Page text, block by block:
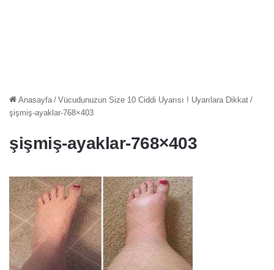
Anasayfa / Vücudunuzun Size 10 Ciddi Uyarısı ! Uyarılara Dikkat /
şişmiş-ayaklar-768×403
şişmiş-ayaklar-768×403